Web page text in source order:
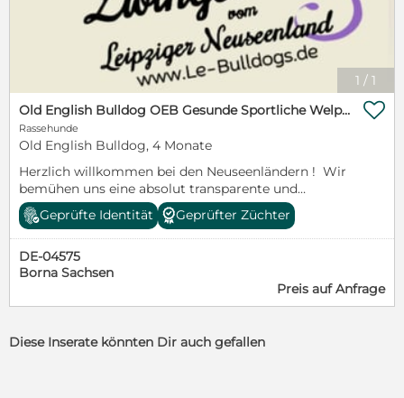
1 / 1
Old English Bulldog OEB Gesunde Sportliche Welpen aus seriöser Familienzucht!
Rassehunde
Old English Bulldog, 4 Monate
Herzlich willkommen bei den Neuseenländern ! Wir
bemühen uns eine absolut transparente und
informative Zucht vorzustellen, da wir der Meinung
sind, dass ein seriöser Züchter alles offen darlegen
kann und nichts zu verheimlichen hat. www.Le-
Bulldogs.de Bitte nehmt euch die Zeit zum lesen!!!
Beste Grüße euere Le-Bulldogs.de

Geprüfte Identität Geprüfter Züchter
DE-04575
Borna Sachsen
Preis auf Anfrage
Diese Inserate könnten Dir auch gefallen